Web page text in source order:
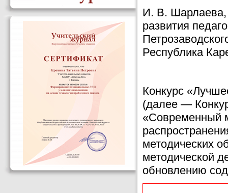
И. В. Шарлаева,
развития
Республика
Конкурс
(далее —
«Современный
методических
методической
обновлению